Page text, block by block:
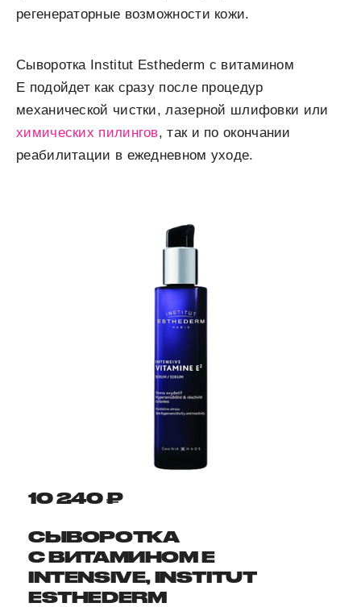
регенераторные возможности кожи.
Сыворотка Institut Esthederm с витамином
Е подойдет как сразу после процедур
механической чистки, лазерной шлифовки или
химических пилингов, так и по окончании
реабилитации в ежедневном уходе.
10 240 ₽
СЫВОРОТКА
С ВИТАМИНОМ E
INTENSIVE, INSTITUT
ESTHEDERM